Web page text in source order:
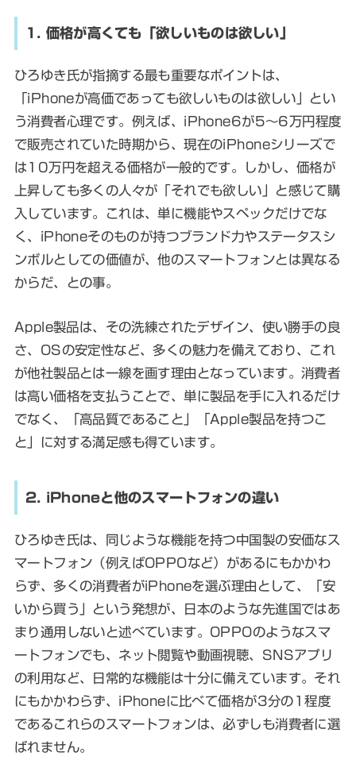
1. 価格が高くても「欲しいものは欲しい」
ひろゆき氏が指摘する最も重要なポイントは、
「iPhoneが高価であっても欲しいものは欲しい」とい
う消費者心理です。例えば、iPhone6が5～6万円程度
で販売されていた時期から、現在のiPhoneシリーズで
は10万円を超える価格が一般的です。しかし、価格が
上昇しても多くの人々が「それでも欲しい」と感じて購
入しています。これは、単に機能やスペックだけでな
く、iPhoneそのものが持つブランド力やステータスシ
ンボルとしての価値が、他のスマートフォンとは異なる
からだ、との事。
Apple製品は、その洗練されたデザイン、使い勝手の良
さ、OSの安定性など、多くの魅力を備えており、これ
が他社製品とは一線を画す理由となっています。消費者
は高い価格を支払うことで、単に製品を手に入れるだけ
でなく、「高品質であること」「Apple製品を持つこ
と」に対する満足感も得ています。
2. iPhoneと他のスマートフォンの違い
ひろゆき氏は、同じような機能を持つ中国製の安価なス
マートフォン（例えばOPPOなど）があるにもかかわ
らず、多くの消費者がiPhoneを選ぶ理由として、「安
いから買う」という発想が、日本のような先進国ではあ
まり通用しないと述べています。OPPOのようなスマ
ートフォンでも、ネット閲覧や動画視聴、SNSアプリ
の利用など、日常的な機能は十分に備えています。それ
にもかかわらず、iPhoneに比べて価格が3分の1程度
であるこれらのスマートフォンは、必ずしも消費者に選
ばれません。